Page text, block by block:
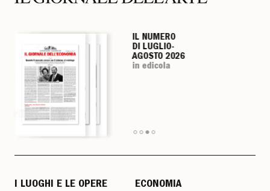
IL NUMERO
DI LUGLIO-
AGOSTO 2026
in edicola
IL NUMERO
DI LUGLIO-
AGOSTO 2026
in edicola
IL NUMERO
DI LUGLIO-
AGOSTO 2026
in edicola
IL NUMERO
DI LUGLIO-
AGOSTO 2026
in edicola
I LUOGHI E LE OPERE ECONOMIA